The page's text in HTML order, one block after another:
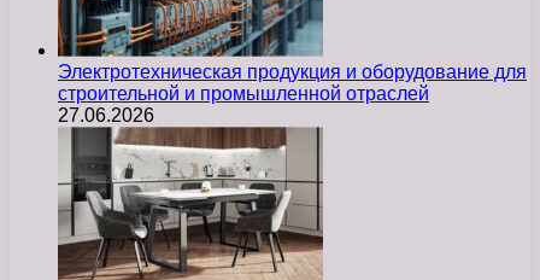
Электротехническая продукция и оборудование для
строительной и промышленной отраслей
27.06.2026